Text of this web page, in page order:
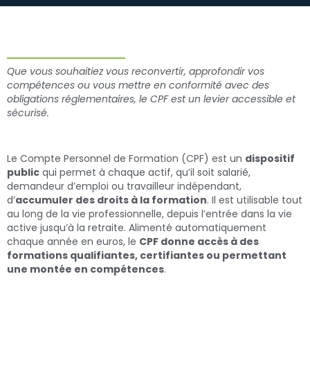
Que vous souhaitiez vous reconvertir, approfondir vos
compétences ou vous mettre en conformité avec des
obligations réglementaires, le CPF est un levier accessible et
sécurisé.
Le Compte Personnel de Formation (CPF) est un dispositif
public qui permet à chaque actif, qu’il soit salarié,
demandeur d’emploi ou travailleur indépendant,
d’accumuler des droits à la formation. Il est utilisable tout
au long de la vie professionnelle, depuis l’entrée dans la vie
active jusqu’à la retraite. Alimenté automatiquement
chaque année en euros, le CPF donne accès à des
formations qualifiantes, certifiantes ou permettant
une montée en compétences.